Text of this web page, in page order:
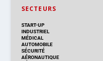
SECTEURS
START-UP
INDUSTRIEL
MÉDICAL
AUTOMOBILE
SÉCURITÉ
AÉRONAUTIQUE